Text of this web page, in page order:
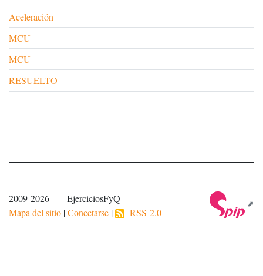
Aceleración
MCU
MCU
RESUELTO
2009-2026 — EjerciciosFyQ
Mapa del sitio |Conectarse | RSS 2.0